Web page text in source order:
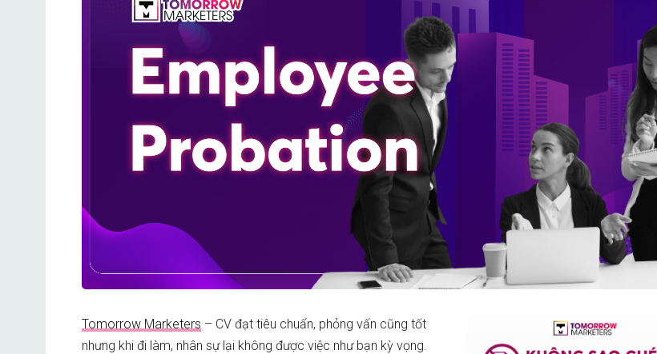
Tomorrow Marketers – CV đạt tiêu chuẩn, phỏng vấn cũng tốt
nhưng khi đi làm, nhân sự lại không được việc như bạn kỳ vọng.